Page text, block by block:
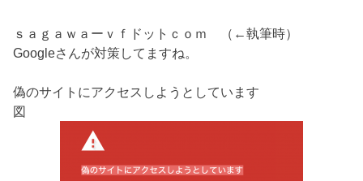
ｓａｇａｗａーｖｆドットｃｏｍ （←執筆時）
Googleさんが対策してますね。
偽のサイトにアクセスしようとしています
図